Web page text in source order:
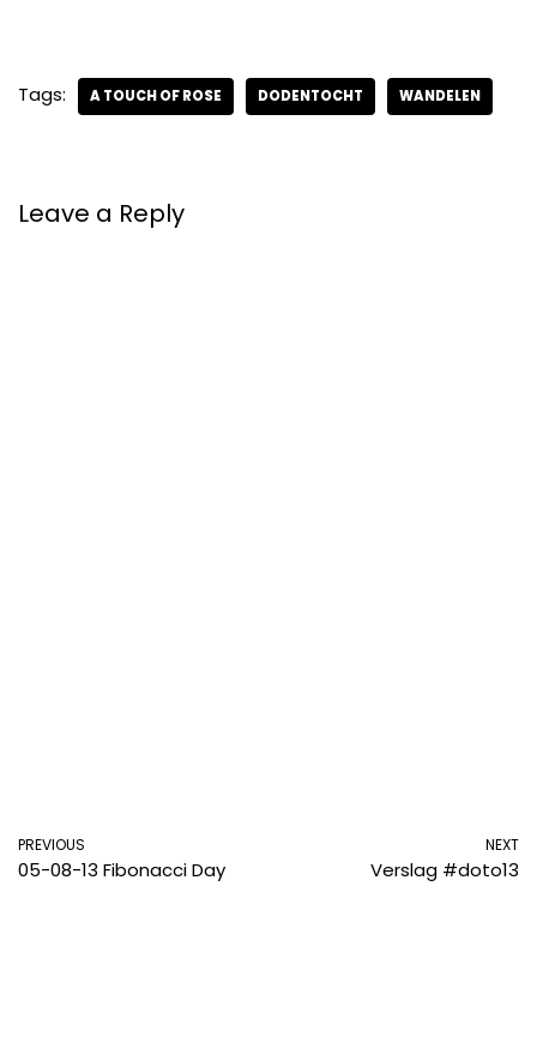
Tags: A TOUCH OF ROSE DODENTOCHT WANDELEN
Leave a Reply
PREVIOUS
05-08-13 Fibonacci Day
NEXT
Verslag #doto13